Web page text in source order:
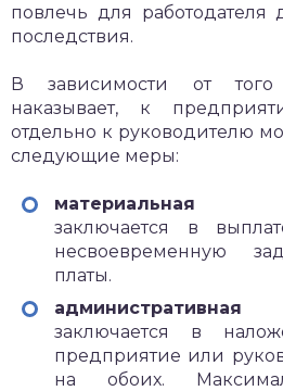
повлечь для работодателя
последствия.
В зависимости от того
наказывает, к
отдельно к руководителю
следующие меры:
материальная
заключается в
несвоевременную
платы.
административная
заключается в
предприятие или
на обоих.